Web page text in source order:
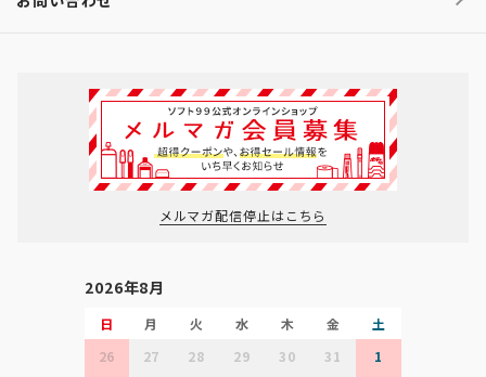
メルマガ配信停止はこちら
2026年8月
日 月 火 水 木 金
土
26
27 28 29 30 31
1